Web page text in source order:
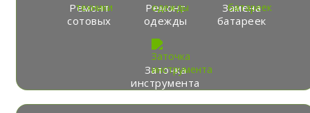
Ремонт
сотовых
Ремонт
одежды
Замена
батареек
Заточка
инструмента